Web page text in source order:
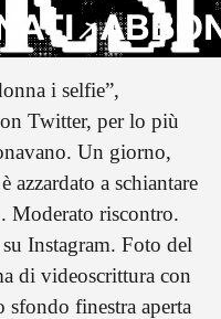
i selfie”,
Twitter, per lo più
Un giorno,
azzardato a schiantare
Moderato riscontro.
Instagram. Foto del
di videoscrittura con
finestra aperta